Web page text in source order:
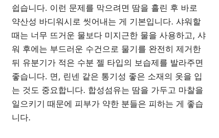
쉽습니다. 이런 문제를 막으려면 땀을 흘린 후 바로
약산성 바디워시로 씻어내는 게 기본입니다. 샤워할
때는 너무 뜨거운 물보다 미지근한 물을 사용하고, 샤
워 후에는 부드러운 수건으로 물기를 완전히 제거한
뒤 유분기가 적은 수분 젤 타입의 보습제를 발라주면
좋습니다. 면, 린넨 같은 통기성 좋은 소재의 옷을 입
는 것도 중요합니다. 합성섬유는 땀을 가두고 마찰을
일으키기 때문에 피부가 약한 분들은 피하는 게 좋습
니다.